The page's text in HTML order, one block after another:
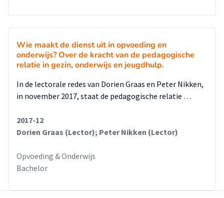
Wie maakt de dienst uit in opvoeding en
onderwijs? Over de kracht van de pedagogische
relatie in gezin, onderwijs en jeugdhulp.
In de lectorale redes van Dorien Graas en Peter Nikken,
in november 2017, staat de pedagogische relatie …
2017-12
Dorien Graas (Lector); Peter Nikken (Lector)
Opvoeding & Onderwijs
Bachelor